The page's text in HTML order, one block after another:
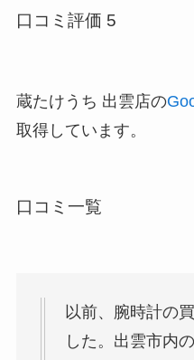
口コミ評価 5
蔵たけうち 出雲店の
取得しています。
口コミ一覧
以前、腕時計の
した。出雲市内